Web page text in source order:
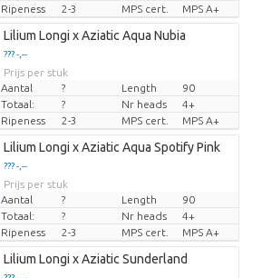
Ripeness
2-3 MPS cert. MPS A+
Lilium Longi x Aziatic Aqua Nubia
??? -,--
Prijs per stuk
Aantal
? Length
90
Totaal:
? Nr heads
4+
Ripeness
2-3 MPS cert. MPS A+
Lilium Longi x Aziatic Aqua Spotify Pink
??? -,--
Prijs per stuk
Aantal
? Length
90
Totaal:
? Nr heads
4+
Ripeness
2-3 MPS cert. MPS A+
Lilium Longi x Aziatic Sunderland